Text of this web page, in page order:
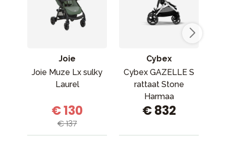
Joie
Joie Muze Lx sulky
Laurel
€ 130
€ 137
Cybex
Cybex GAZELLE S
rattaat Stone
Harmaa
€ 832